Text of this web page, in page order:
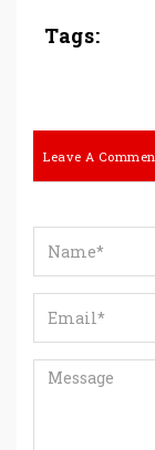
Tags:
Leave A